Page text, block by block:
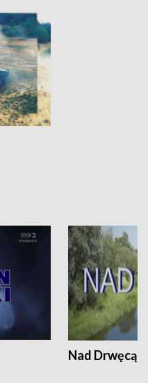
Nad Drwęcą